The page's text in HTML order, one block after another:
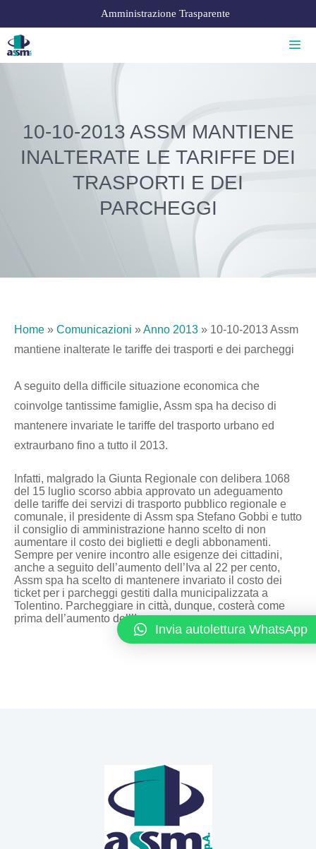
Amministrazione Trasparente
10-10-2013 ASSM MANTIENE
INALTERATE LE TARIFFE DEI
TRASPORTI E DEI
PARCHEGGI
Home » Comunicazioni »Anno 2013 » 10-10-2013 Assm
mantiene inalterate le tariffe dei trasporti e dei parcheggi
A seguito della difficile situazione economica che
coinvolge tantissime famiglie, Assm spa ha deciso di
mantenere invariate le tariffe del trasporto urbano ed
extraurbano fino a tutto il 2013.
Infatti, malgrado la Giunta Regionale con delibera 1068
del 15 luglio scorso abbia approvato un adeguamento
delle tariffe dei servizi di trasporto pubblico regionale e
comunale, il presidente di Assm spa Stefano Gobbi e tutto
il consiglio di amministrazione hanno scelto di non
aumentare il costo dei biglietti e degli abbonamenti.
Sempre per venire incontro alle esigenze dei cittadini,
anche a seguito dell’aumento dell’Iva al 22 per cento,
Assm spa ha scelto di mantenere invariato il costo dei
ticket per i parcheggi gestiti dalla municipalizzata a
Tolentino. Parcheggiare in città, dunque, costerà come
prima dell’aumento dell’Iva.
Invia autolettura WhatsApp